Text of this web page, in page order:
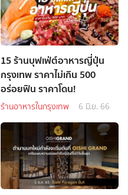
15 ร้านบุฟเฟ่ต์อาหารญี่ปุ่น
กรุงเทพ ราคาไม่เกิน 500
อร่อยฟิน ราคาโดน!
ร้านอาหารในกรุงเทพ 6 มิ.ย. 66